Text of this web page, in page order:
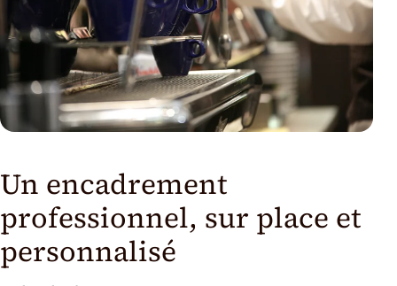
Un encadrement
professionnel, sur place et
personnalisé